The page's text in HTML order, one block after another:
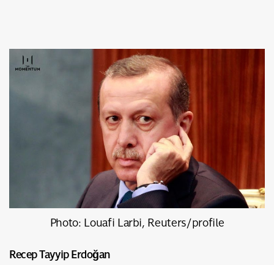
Photo: Louafi Larbi, Reuters/profile
Recep Tayyip Erdoğan
SHARE TWEET